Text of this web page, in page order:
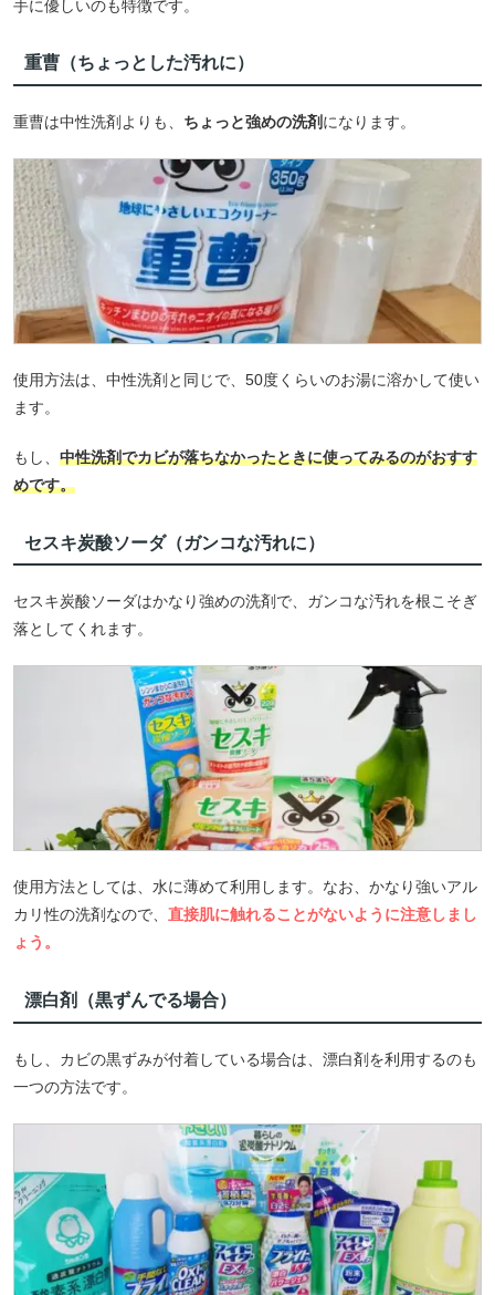
手に優しいのも特徴です。
重曹（ちょっとした汚れに）
重曹は中性洗剤よりも、 ちょっと強めの洗剤になります。
使用方法は、中性洗剤と同じで、50度くらいのお湯に溶かして使い
ます。
もし、 中性洗剤でカビが落ちなかったときに使ってみるのがおすす
めです。
セスキ炭酸ソーダ（ガンコな汚れに）
セスキ炭酸ソーダはかなり強めの洗剤で、ガンコな汚れを根こそぎ
落としてくれます。
使用方法としては、水に薄めて利用します。なお、かなり強いアル
カリ性の洗剤なので、 直接肌に触れることがないように注意しまし
ょう。
漂白剤（黒ずんでる場合）
もし、カビの黒ずみが付着している場合は、漂白剤を利用するのも
一つの方法です。